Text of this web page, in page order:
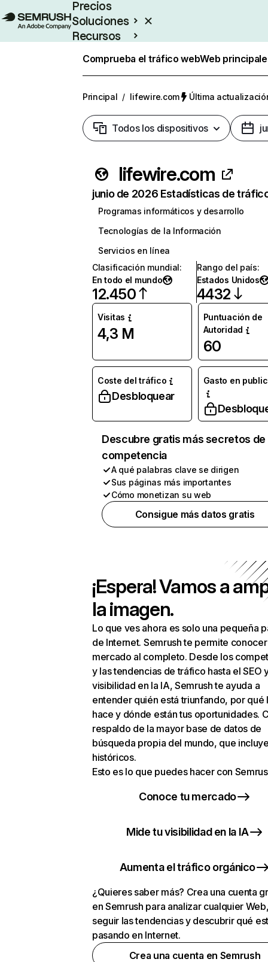
Precios
Soluciones
Recursos
Comprueba el tráfico webWeb
Principal / lifewire.com Última
Todos los dispositivos
lifewire.com
junio de 2026 Estadísticas de
Programas informáticos y desarrollo
Tecnologías de la Información
Servicios en línea
Clasificación mundial:
En todo el mundo
12.450
Rango del país:
Estados Unidos
4432
Visitas
4,3 M
Puntuación de
Autoridad
60
Coste del tráfico
Desbloquear
Gasto en
Descubre gratis más secretos de
competencia
A qué palabras clave se dirigen
Sus páginas más importantes
Cómo monetizan su web
Consigue más datos gratis
¡Espera! Vamos a
la imagen.
Lo que ves ahora es solo una pequeña
de Internet. Semrush te permite
mercado al completo. Desde los
y las tendencias de tráfico hasta el SEO
visibilidad en la IA, Semrush te ayuda a
entender quién está triunfando, por qué
hace y dónde están tus oportunidades.
respaldo de la mayor base de datos de
búsqueda propia del mundo, que
históricos.
Esto es lo que puedes hacer con
Conoce tu mercado
Mide tu visibilidad en la IA
Aumenta el tráfico orgánico
¿Quieres saber más? Crea una cuenta
en Semrush para analizar cualquier
seguir las tendencias y descubrir qué
pasando en Internet.
Crea una cuenta en Semrush